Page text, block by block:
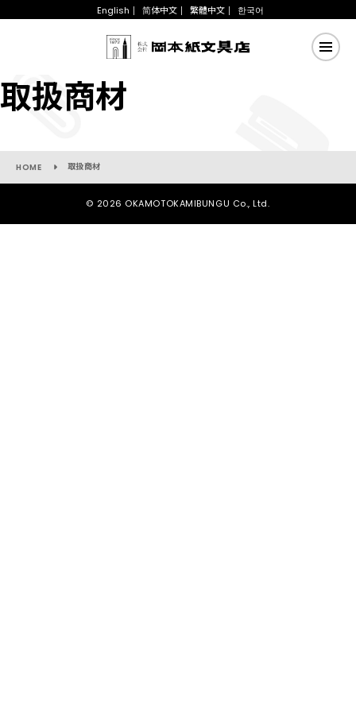
English 简体中文 繁體中文 한국어
取扱商材
HOME 取扱商材
© 2026 OKAMOTOKAMIBUNGU Co., Ltd.